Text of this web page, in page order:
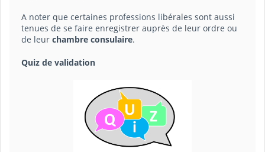
A noter que certaines professions libérales sont aussi
tenues de se faire enregistrer auprès de leur ordre ou
de leur chambre consulaire.
Quiz de validation